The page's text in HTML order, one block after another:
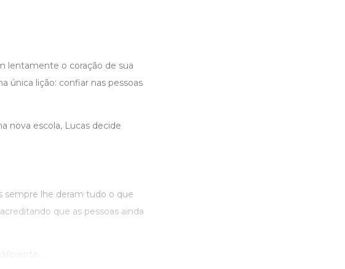
lentamente o coração de sua
única lição: confiar nas pessoas
nova escola, Lucas decide
sempre lhe deram tudo o que
que as pessoas ainda